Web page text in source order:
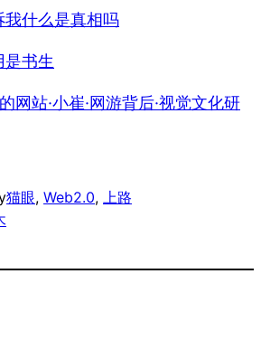
什么是真相吗
书生
网站·小崔·网游背后·视觉文化研
猫眼, Web2.0, 上路